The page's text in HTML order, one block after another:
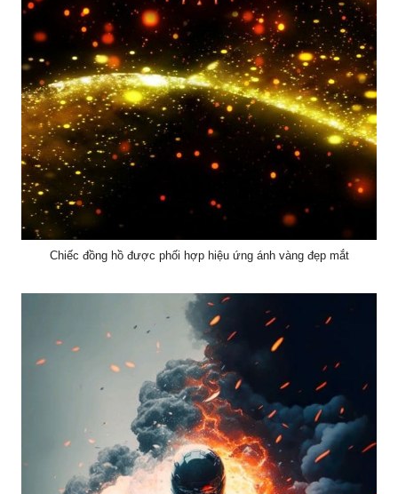
Chiếc đồng hồ được phối hợp hiệu ứng ánh vàng đẹp mắt